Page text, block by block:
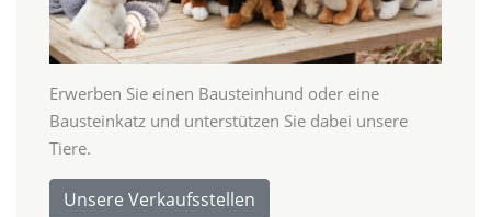
Erwerben Sie einen Bausteinhund oder eine
Bausteinkatz und unterstützen Sie dabei unsere
Tiere.
Unsere Verkaufsstellen